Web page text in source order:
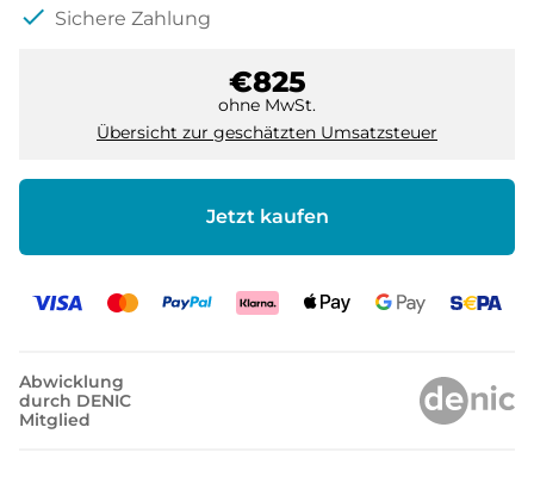
check Sichere Zahlung
€825
ohne MwSt.
Übersicht zur geschätzten Umsatzsteuer
Jetzt kaufen
Abwicklung
durch DENIC
Mitglied